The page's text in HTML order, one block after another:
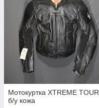
Мотокуртка XTREME TOUR
б/у кожа